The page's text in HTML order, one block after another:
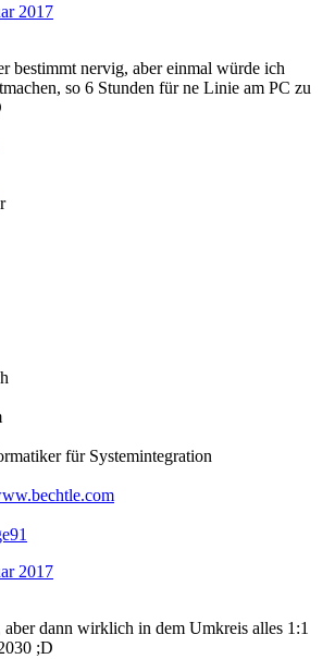
2017
bestimmt nervig, aber einmal würde ich
so 6 Stunden für ne Linie am PC zu
für Systemintegration
2017
aber dann wirklich in dem Umkreis alles 1:1
;D